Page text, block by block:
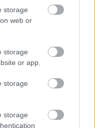
storage
web or
storage
or app.
storage
storage